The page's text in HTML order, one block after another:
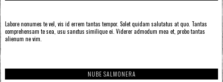
Labore nonumes te vel, vis id errem tantas tempor. Solet quidam salutatus at quo. Tantas
comprehensam te sea, usu sanctus similique ei. Viderer admodum mea et, probo tantas
alienum ne vim.
NUBE SALMONERA